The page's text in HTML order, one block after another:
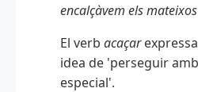
encalçàvem els
El verb acaçar
idea de 'perseguir
especial'.